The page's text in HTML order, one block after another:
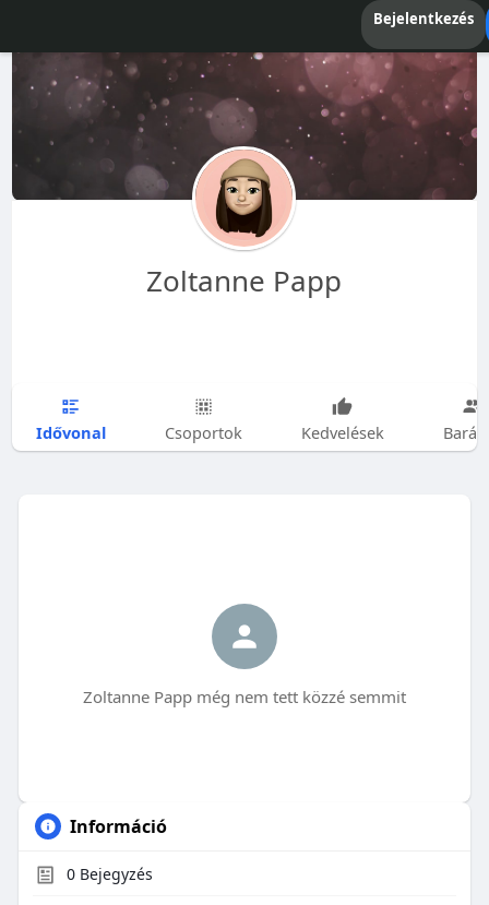
Bejelentkezés
Zoltanne Papp
Idővonal Csoportok Kedvelések
Zoltanne Papp még nem tett közzé semmit
Információ
0Bejegyzés